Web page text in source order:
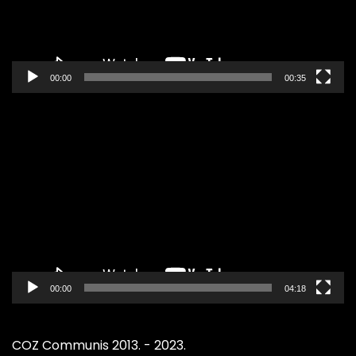
00:00 00:35
00:00 04:18
COZ Communis 2013. - 2023.